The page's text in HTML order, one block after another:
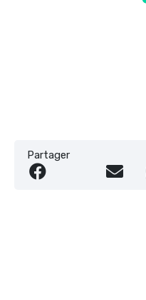
Partager